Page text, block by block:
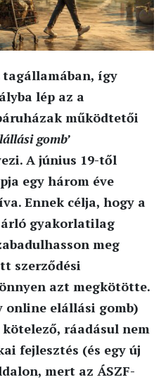
tagállamában, így
lép az a
működtetői
gomb’
A június 19-től
egy három éve
Ennek célja, hogy a
gyakorlatilag
meg
szerződési
azt megkötötte.
online elállási gomb)
ráadásul nem
fejlesztés (és egy új
mert az ÁSZF-